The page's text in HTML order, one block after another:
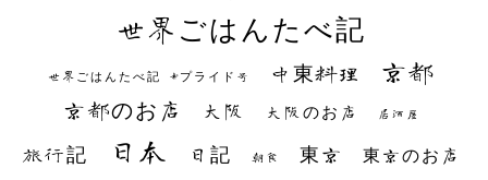
世界ごはんたべ記
世界ごはんたべ記 #プライド号 中東料理 京都
京都のお店 大阪 大阪のお店 居酒屋
旅行記 日本 日記 朝食 東京 東京のお店